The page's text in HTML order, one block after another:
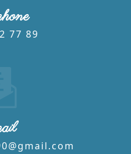
77 89